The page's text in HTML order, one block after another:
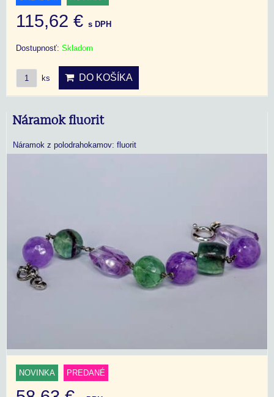
115,62 € s DPH
Dostupnosť: Skladom
ks DO KOŠÍKA
Náramok fluorit
Náramok z polodrahokamov: fluorit
NOVINKA PREDANÉ